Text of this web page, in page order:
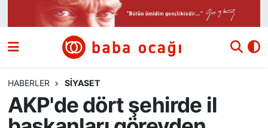
HABERLER SIYASET
AKP'de dört şehirde il
Siyaset
Ekonomi
Nöbetçi Eczaneler
Hava Durumu
Namaz Vakitleri